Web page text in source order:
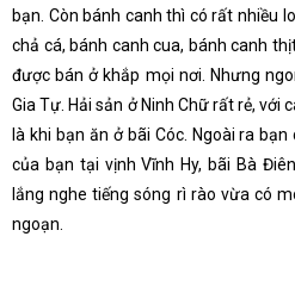
bạn. Còn bánh canh thì có rất nhiều
chả cá, bánh canh cua, bánh canh
được bán ở khắp mọi nơi. Nhưng
Gia Tự. Hải sản ở Ninh Chữ rất rẻ, với
là khi bạn ăn ở bãi Cóc. Ngoài ra
của bạn tại vịnh Vĩnh Hy, bãi Bà
lắng nghe tiếng sóng rì rào vừa có
ngoạn.